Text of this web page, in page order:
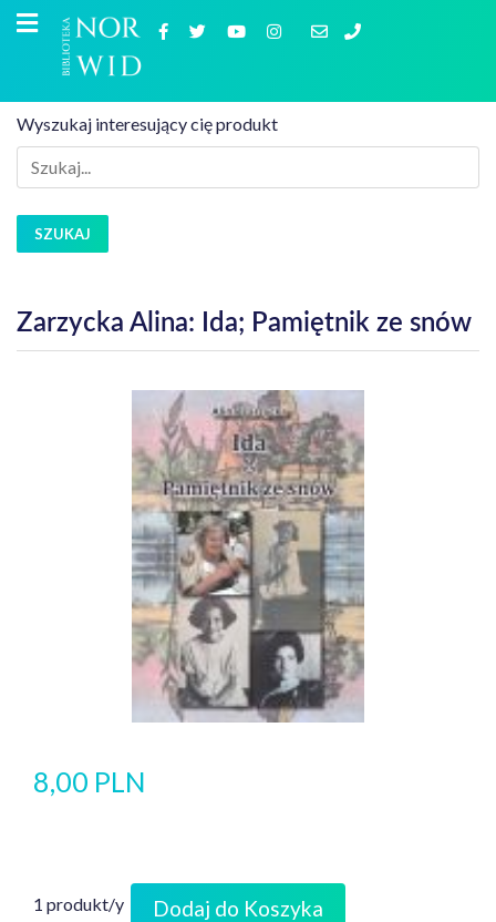
Wyszukaj interesujący cię produkt
SZUKAJ
Zarzycka Alina: Ida; Pamiętnik ze snów
8,00 PLN
1 produkt/y Dodaj do Koszyka